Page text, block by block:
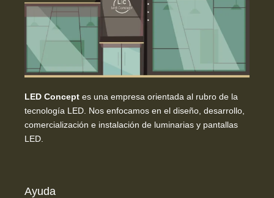
LED Concept es una empresa orientada al rubro de la
tecnología LED. Nos enfocamos en el diseño, desarrollo,
comercialización e instalación de luminarias y pantallas
LED.
Ayuda